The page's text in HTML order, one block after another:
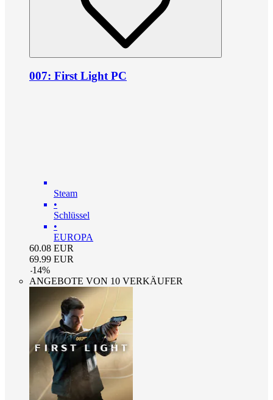
007: First Light PC
Steam
•
Schlüssel
•
EUROPA
60.08 EUR
69.99 EUR
-14%
ANGEBOTE VON 10 VERKÄUFER